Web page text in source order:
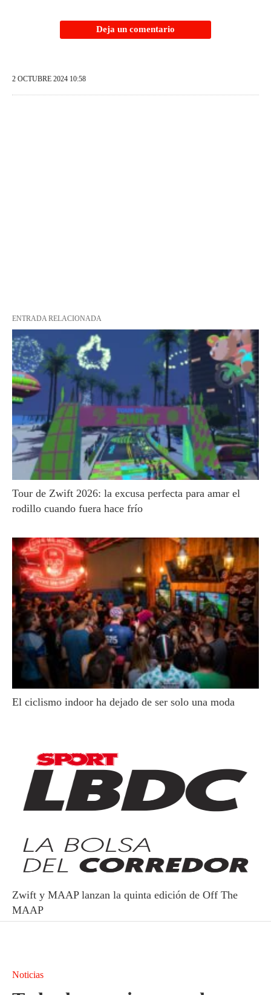
Deja un comentario
2 OCTUBRE 2024 10:58
ENTRADA RELACIONADA
Tour de Zwift 2026: la excusa perfecta para amar el
rodillo cuando fuera hace frío
El ciclismo indoor ha dejado de ser solo una moda
Zwift y MAAP lanzan la quinta edición de Off The
MAAP